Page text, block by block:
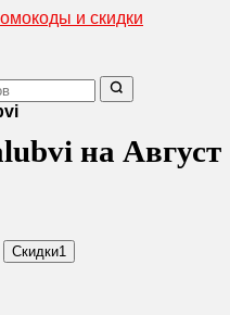
и скидки
на Август
Скидки1